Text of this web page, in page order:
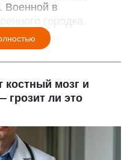
Военной в
городка.
костный мозг и
грозит ли это